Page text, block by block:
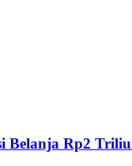
Belanja Rp2